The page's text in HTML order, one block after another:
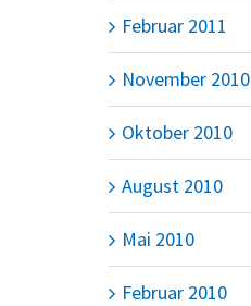
Februar 2011
November 2010
Oktober 2010
August 2010
Mai 2010
Februar 2010